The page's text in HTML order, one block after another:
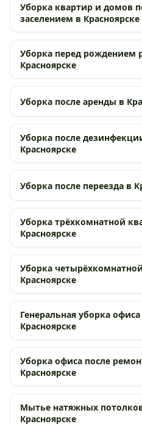
Уборка квартир и домов
заселением в Красноярске
Уборка перед рождением
Красноярске
Уборка после аренды в
Уборка после
Красноярске
Уборка после переезда в
Уборка трёхкомнатной
Красноярске
Уборка
Красноярске
Генеральная уборка офиса
Красноярске
Уборка офиса после
Красноярске
Мытье натяжных
Красноярске